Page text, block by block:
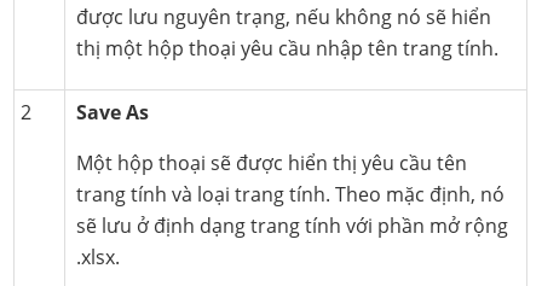
được lưu nguyên trạng, nếu không nó sẽ hiển
thị một hộp thoại yêu cầu nhập tên trang tính.
2
Save As
Một hộp thoại sẽ được hiển thị yêu cầu tên
trang tính và loại trang tính. Theo mặc định, nó
sẽ lưu ở định dạng trang tính với phần mở rộng
.xlsx.